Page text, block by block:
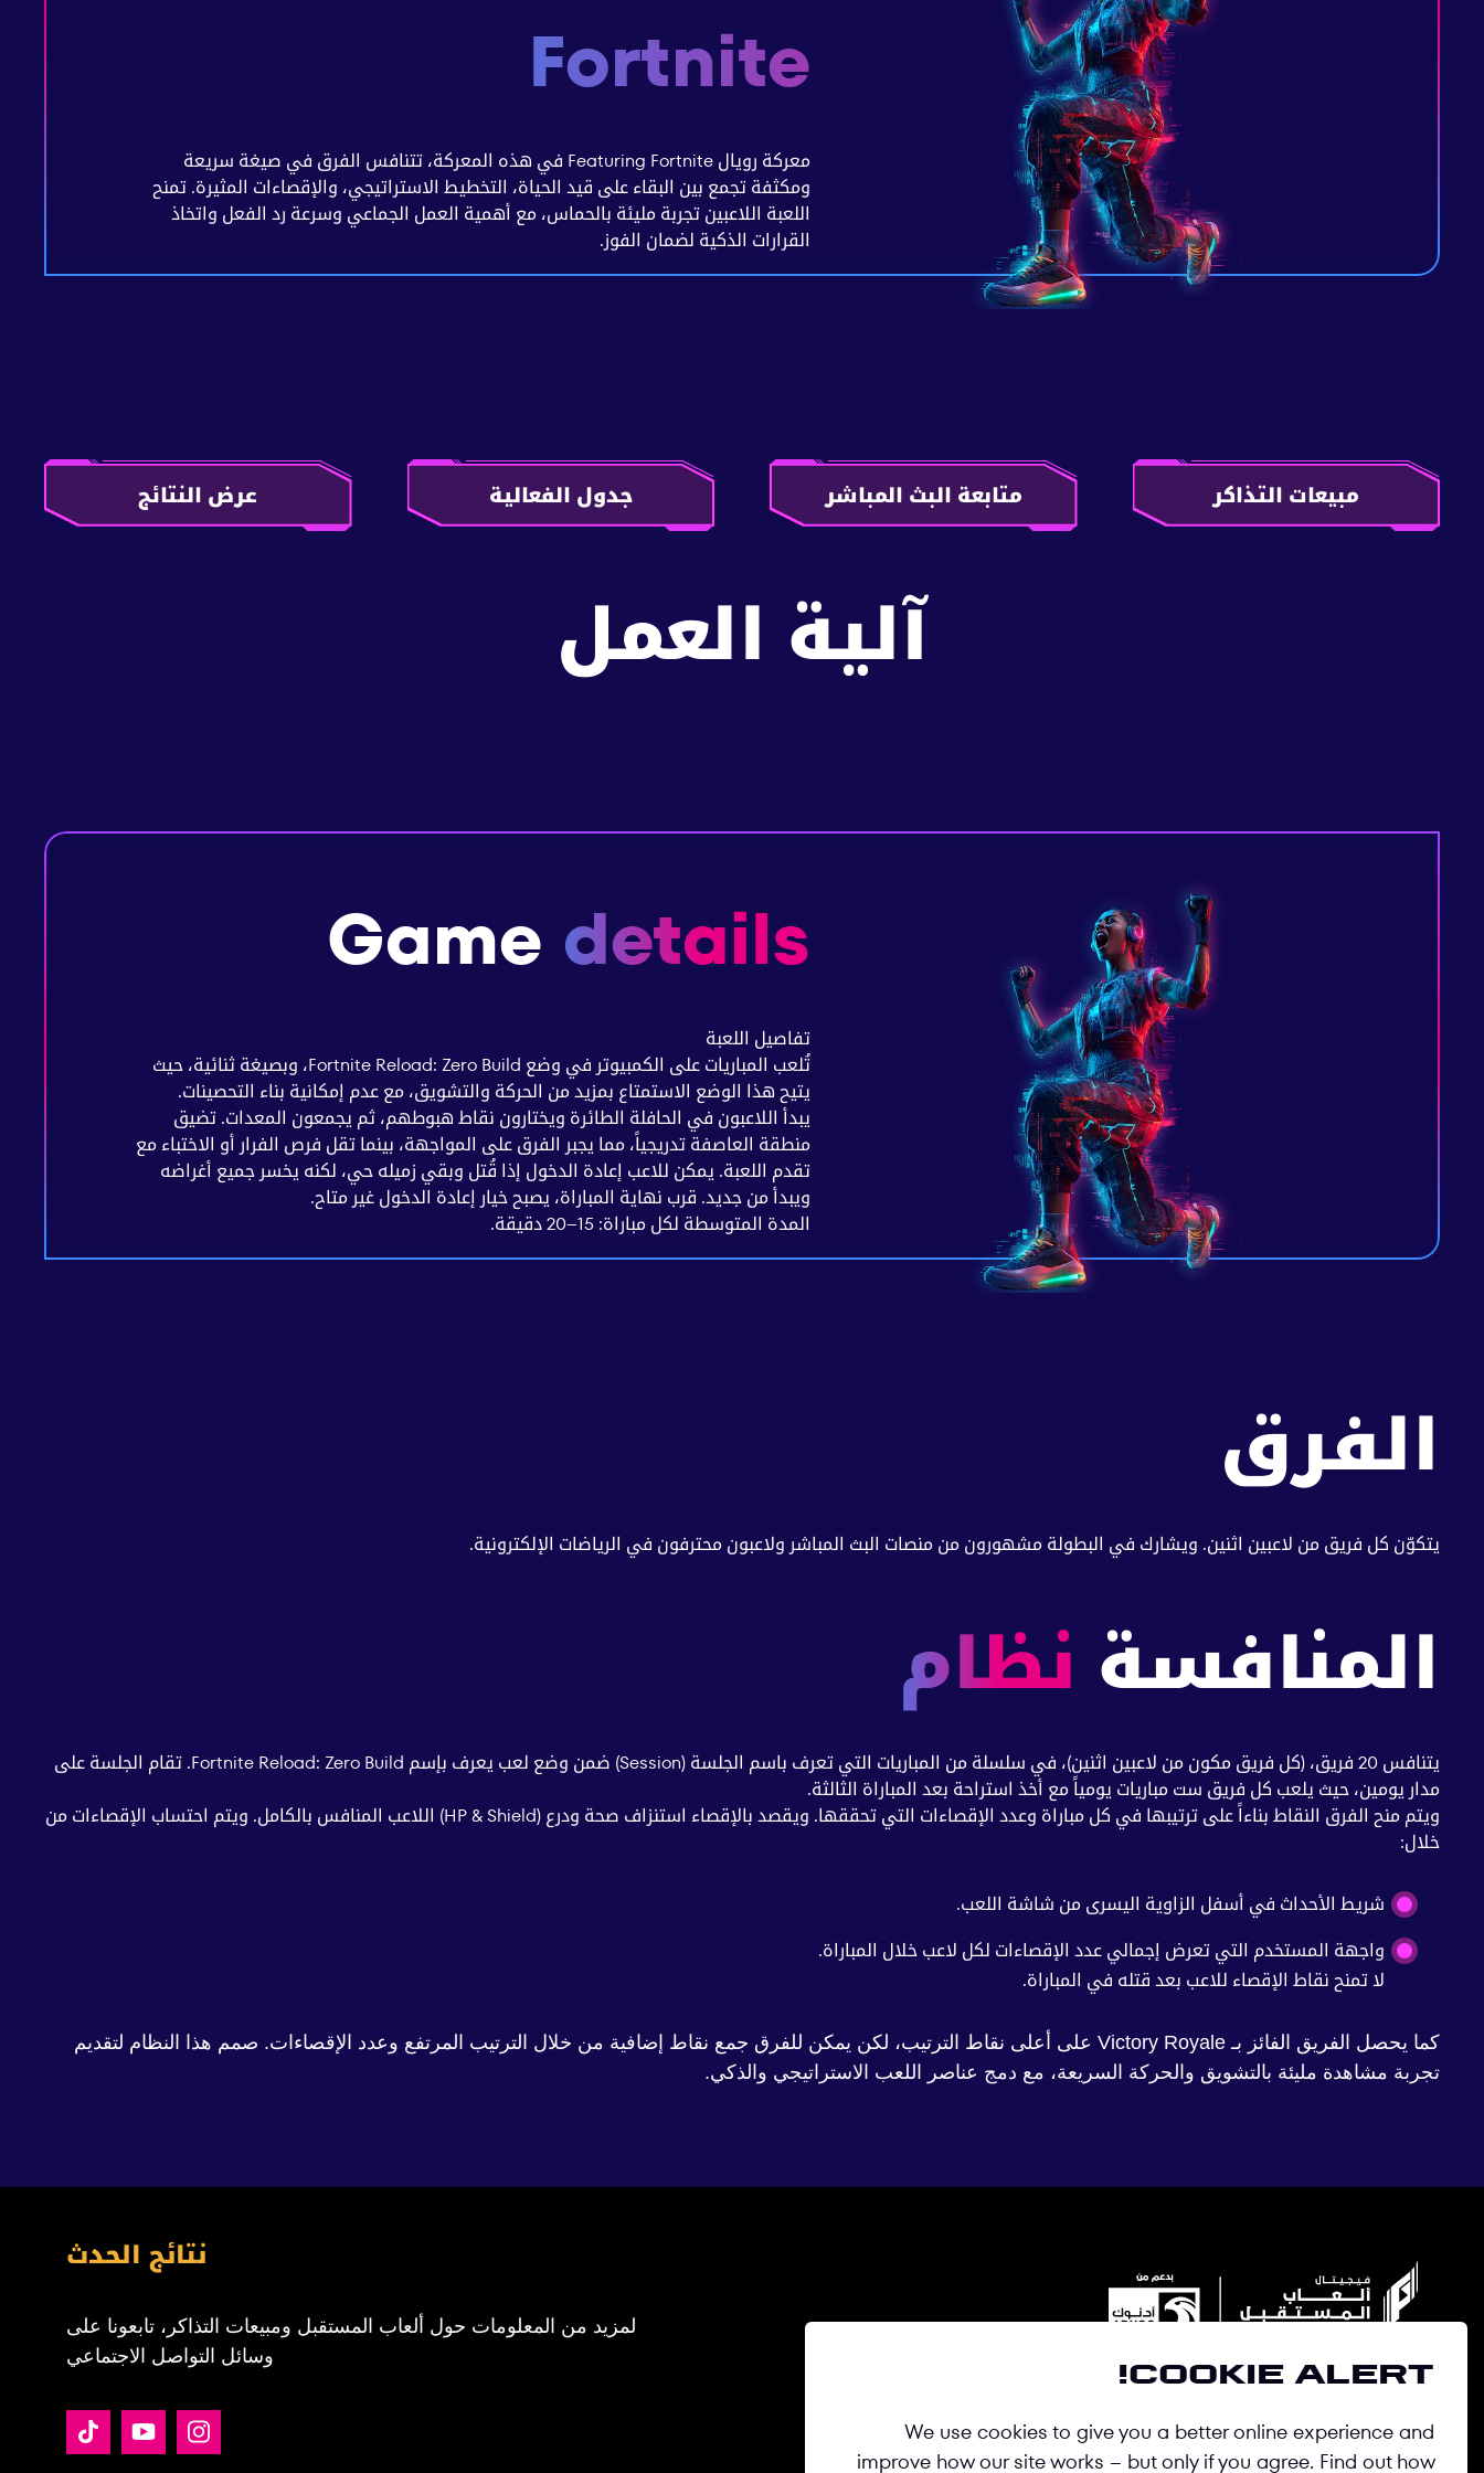
Fortnite
معركة رويال Featuring Fortnite في هذه المعركة، تتنافس الفرق في صيغة سريعة
ومكثفة تجمع بين البقاء على قيد الحياة، التخطيط الاستراتيجي، والإقصاءات المثيرة. تمنح
اللعبة اللاعبين تجربة مليئة بالحماس، مع أهمية العمل الجماعي وسرعة رد الفعل واتخاذ
القرارات الذكية لضمان الفوز.
مبيعات التذاكر متابعة البث المباشر جدول الفعالية عرض النتائج
آلية العمل
Game details
تفاصيل اللعبة
تُلعب المباريات على الكمبيوتر في وضع Fortnite Reload: Zero Build، وبصيغة ثنائية، حيث
يتيح هذا الوضع الاستمتاع بمزيد من الحركة والتشويق، مع عدم إمكانية بناء التحصينات.
يبدأ اللاعبون في الحافلة الطائرة ويختارون نقاط هبوطهم، ثم يجمعون المعدات. تضيق
منطقة العاصفة تدريجياً، مما يجبر الفرق على المواجهة، بينما تقل فرص الفرار أو الاختباء مع
تقدم اللعبة. يمكن للاعب إعادة الدخول إذا قُتل وبقي زميله حي، لكنه يخسر جميع أغراضه
ويبدأ من جديد. قرب نهاية المباراة، يصبح خيار إعادة الدخول غير متاح.
المدة المتوسطة لكل مباراة: 15–20 دقيقة.
الفرق
يتكوّن كل فريق من لاعبين اثنين. ويشارك في البطولة مشهورون من منصات البث المباشر ولاعبون محترفون في الرياضات الإلكترونية.
المنافسة نظام
يتنافس 20 فريق، (كل فريق مكون من لاعبين اثنين)، في سلسلة من المباريات التي تعرف باسم الجلسة (Session) ضمن وضع لعب يعرف بإسم Fortnite Reload: Zero Build. تقام الجلسة على
مدار يومين، حيث يلعب كل فريق ست مباريات يومياً مع أخذ استراحة بعد المباراة الثالثة.
ويتم منح الفرق النقاط بناءاً على ترتيبها في كل مباراة وعدد الإقصاءات التي تحققها. ويقصد بالإقصاء استنزاف صحة ودرع (HP & Shield) اللاعب المنافس بالكامل. ويتم احتساب الإقصاءات من
خلال:
شريط الأحداث في أسفل الزاوية اليسرى من شاشة اللعب.
واجهة المستخدم التي تعرض إجمالي عدد الإقصاءات لكل لاعب خلال المباراة.
لا تمنح نقاط الإقصاء للاعب بعد قتله في المباراة.
كما يحصل الفريق الفائز بـ Victory Royale على أعلى نقاط الترتيب، لكن يمكن للفرق جمع نقاط إضافية من خلال الترتيب المرتفع وعدد الإقصاءات. صمم هذا النظام لتقديم
تجربة مشاهدة مليئة بالتشويق والحركة السريعة، مع دمج عناصر اللعب الاستراتيجي والذكي.
نتائج الحدث
لمزيد من المعلومات حول ألعاب المستقبل ومبيعات التذاكر، تابعونا على
وسائل التواصل الاجتماعي
Cookie alert!
We use cookies to give you a better online experience and
improve how our site works – but only if you agree. Find out how